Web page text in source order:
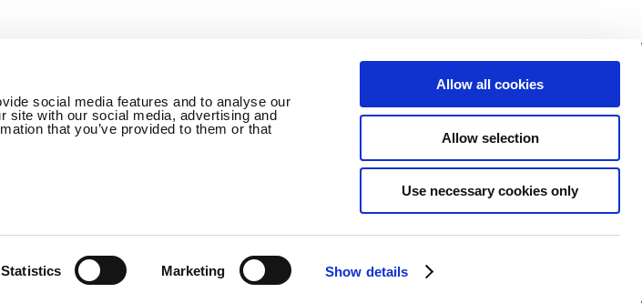
social media features and to analyse our
site with our social media, advertising and
that you’ve provided to them or that
Statistics Marketing Show details
Allow all cookies
Allow selection
Use necessary cookies only
Betriebsrichtlinien Account löschen Impressum
VORBEHALTEN.
Germany